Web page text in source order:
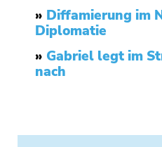
» Diffamierung im
Diplomatie
» Gabriel legt im
nach